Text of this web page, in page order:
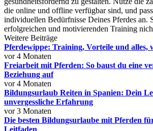
die online und offline verfügbar sind, und
individuellen Bedürfnisse Deines Pferdes an.
erfolgreichen und motivierenden Training
Weitere Beiträge
Pferdewippe: Training, Vorteile und alles,
vor 4 Monaten
Freiarbeit mit Pferden: So baust du eine
Beziehung auf
vor 4 Monaten
Bildungsurlaub Reiten in Spanien: Dein
unvergessliche Erfahrung
vor 3 Monaten
Die besten Bildungsurlaube mit Pferden
Leitfaden